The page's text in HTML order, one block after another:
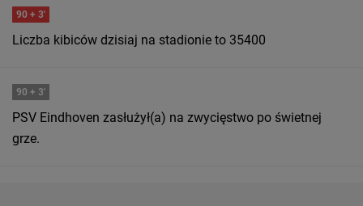
90 + 3'
Liczba kibiców dzisiaj na stadionie to 35400
90 + 3'
PSV Eindhoven zasłużył(a) na zwycięstwo po świetnej
grze.